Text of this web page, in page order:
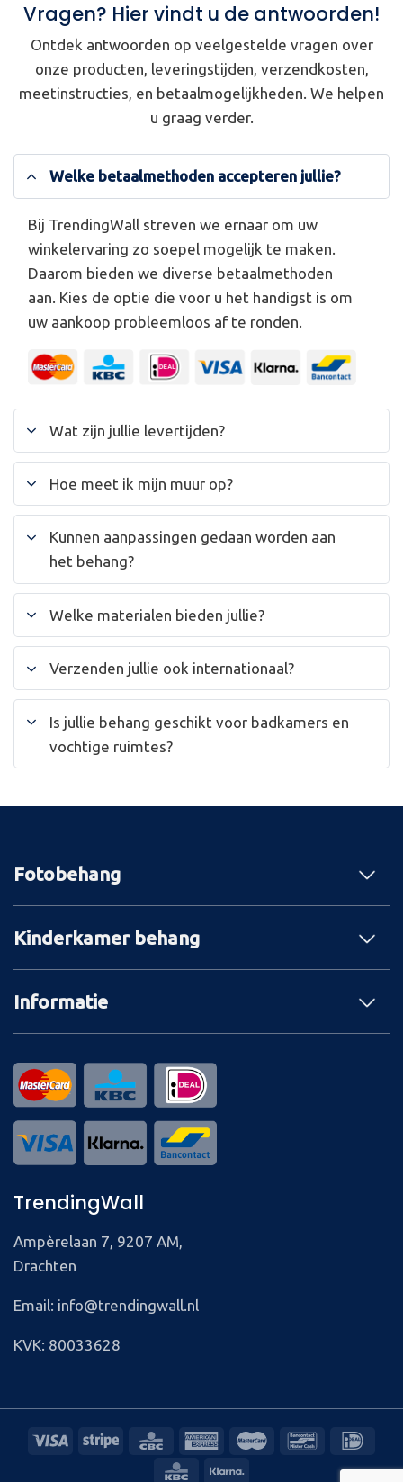
Vragen? Hier vindt u de antwoorden!
Ontdek antwoorden op veelgestelde vragen over
onze producten, leveringstijden, verzendkosten,
meetinstructies, en betaalmogelijkheden. We helpen
u graag verder.
Welke betaalmethoden accepteren jullie?
Bij TrendingWall streven we ernaar om uw
winkelervaring zo soepel mogelijk te maken.
Daarom bieden we diverse betaalmethoden
aan. Kies de optie die voor u het handigst is om
uw aankoop probleemloos af te ronden.
Wat zijn jullie levertijden?
Hoe meet ik mijn muur op?
Kunnen aanpassingen gedaan worden aan
het behang?
Welke materialen bieden jullie?
Verzenden jullie ook internationaal?
Is jullie behang geschikt voor badkamers en
vochtige ruimtes?
Fotobehang
Kinderkamer behang
Informatie
TrendingWall
Ampèrelaan 7, 9207 AM,
Drachten
Email: info@trendingwall.nl
KVK: 80033628